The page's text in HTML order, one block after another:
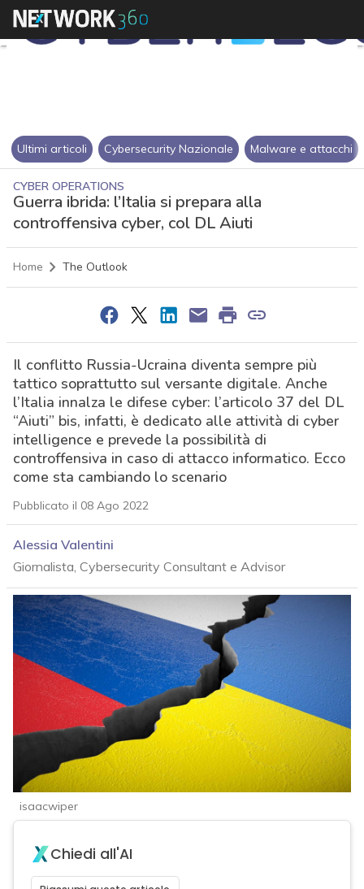
Ultimi articoli Cybersecurity Nazionale Malware e attacchi
CYBER OPERATIONS
Guerra ibrida: l’Italia si prepara alla
controffensiva cyber, col DL Aiuti
Home The Outlook
Il conflitto Russia-Ucraina diventa sempre più
tattico soprattutto sul versante digitale. Anche
l’Italia innalza le difese cyber: l’articolo 37 del DL
“Aiuti” bis, infatti, è dedicato alle attività di cyber
intelligence e prevede la possibilità di
controffensiva in caso di attacco informatico. Ecco
come sta cambiando lo scenario
Pubblicato il 08 Ago 2022
Alessia Valentini
Giornalista, Cybersecurity Consultant e Advisor
isaacwiper
Chiedi all'AI